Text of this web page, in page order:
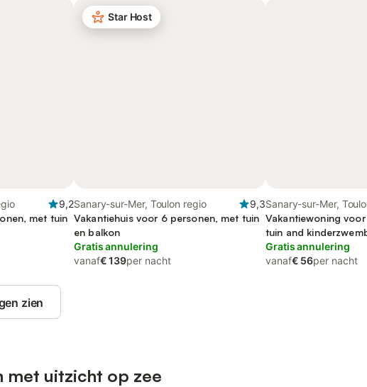
9,2
met tuin
Star Host
Sanary-sur-Mer, Toulon regio
9,3
Vakantiehuis voor 6 personen, met tuin
en balkon
Gratis annulering
vanaf€ 139per nacht
Sanary-sur-Mer,
Vakantiewoning
tuin and
terras
Gratis annulering
vanaf€ 56per nacht
zien
met uitzicht op zee